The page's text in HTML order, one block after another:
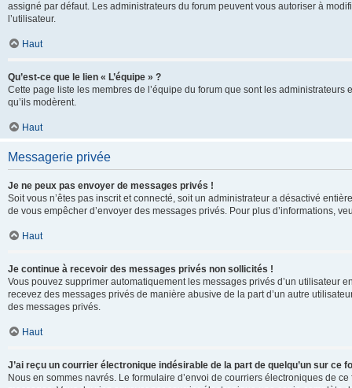
assigné par défaut. Les administrateurs du forum peuvent vous autoriser à
l’utilisateur.
Haut
Qu’est-ce que le lien « L’équipe » ?
Cette page liste les membres de l’équipe du forum que sont les
qu’ils modèrent.
Haut
Messagerie privée
Je ne peux pas envoyer de messages privés !
Soit vous n’êtes pas inscrit et connecté, soit un administrateur a désactivé
de vous empêcher d’envoyer des messages privés. Pour plus d’informations,
Haut
Je continue à recevoir des messages privés non sollicités !
Vous pouvez supprimer automatiquement les messages privés d’un utilisateur
recevez des messages privés de manière abusive de la part d’un autre
des messages privés.
Haut
J’ai reçu un courrier électronique indésirable de la part de quelqu’un sur ce
Nous en sommes navrés. Le formulaire d’envoi de courriers électroniques de